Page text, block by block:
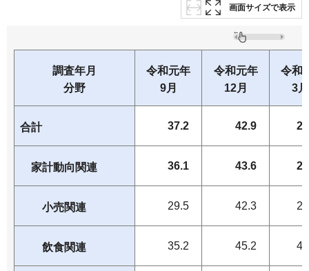
画面サイズで表示
調査年月
分野
令和元年
9月
令和元年
12月
令和
3月
合計 37.2 42.9
家計動向関連 36.1 43.6
小売関連 29.5 42.3
飲食関連 35.2 45.2